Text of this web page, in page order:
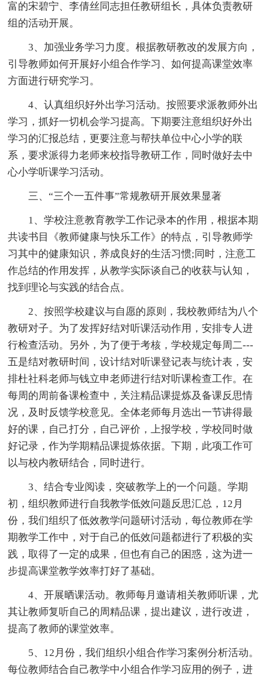
富的宋碧宁、李倩丝同志担任教研组长，具体负责教研
组的活动开展。
3、加强业务学习力度。根据教研教改的发展方向，
引导教师如何开展好小组合作学习、如何提高课堂效率
方面进行研究学习。
4、认真组织好外出学习活动。按照要求派教师外出
学习，抓好一切机会学习提高。下期要注意组织好外出
学习的汇报总结，更要注意与帮扶单位中心小学的联
系，要求派得力老师来校指导教研工作，同时做好去中
心小学听课学习活动。
三、“三个一五件事”常规教研开展效果显著
1、学校注意教育教学工作记录本的作用，根据本期
共读书目《教师健康与快乐工作》的特点，引导教师学
习其中的健康知识，养成良好的生活习惯;同时，注意工
作总结的作用发挥，从教学实际谈自己的收获与认知，
找到理论与实践的结合点。
2、按照学校建议与自愿的原则，我校教师结为八个
教研对子。为了发挥好结对听课活动作用，安排专人进
行检查活动。另外，为了便于考核，学校规定每周二---
五是结对教研时间，设计结对听课登记表与统计表，安
排杜社科老师与钱立申老师进行结对听课检查工作。在
每周的周前备课检查中，关注精品课提炼及备课反思情
况，及时反馈学校意见。全体老师每月选出一节讲得最
好的课，自己打分，自己评价，上报学校，学校同时做
好记录，作为学期精品课提炼依据。下期，此项工作可
以与校内教研结合，同时进行。
3、结合专业阅读，突破教学上的一个问题。学期
初，组织教师进行自我教学低效问题反思汇总，12月
份，我们组织了低效教学问题研讨活动，每位教师在学
期教学工作中，对于自己的低效问题都进行了积极的实
践，取得了一定的成果，但也有自己的困惑，这为进一
步提高课堂教学效率打好了基础。
4、开展晒课活动。教师每月邀请相关教师听课，尤
其让教师复听自己的周精品课，提出建议，进行改进，
提高了教师的课堂效率。
5、12月份，我们组织小组合作学习案例分析活动。
每位教师结合自己教学中小组合作学习应用的例子，进